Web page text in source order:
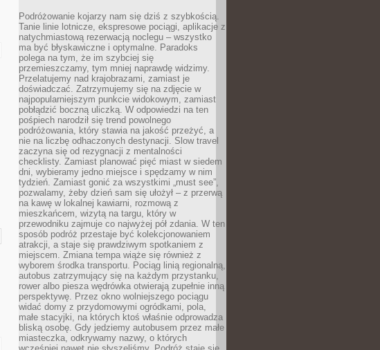
Podróżowanie kojarzy nam się dziś z szybkością.
Tanie linie lotnicze, ekspresowe pociągi, aplikacje z
natychmiastową rezerwacją noclegu – wszystko
ma być błyskawiczne i optymalne. Paradoks
polega na tym, że im szybciej się
przemieszczamy, tym mniej naprawdę widzimy.
Przelatujemy nad krajobrazami, zamiast je
doświadczać. Zatrzymujemy się na zdjęcie w
najpopularniejszym punkcie widokowym, zamiast
pobłądzić boczną uliczką. W odpowiedzi na ten
pośpiech narodził się trend powolnego
podróżowania, który stawia na jakość przeżyć, a
nie na liczbę odhaczonych destynacji. Slow travel
zaczyna się od rezygnacji z mentalności
checklisty. Zamiast planować pięć miast w siedem
dni, wybieramy jedno miejsce i spędzamy w nim
tydzień. Zamiast gonić za wszystkimi „must see”,
pozwalamy, żeby dzień sam się ułożył – z przerwą
na kawę w lokalnej kawiarni, rozmową z
mieszkańcem, wizytą na targu, który w
przewodniku zajmuje co najwyżej pół zdania. W ten
sposób podróż przestaje być kolekcjonowaniem
atrakcji, a staje się prawdziwym spotkaniem z
miejscem. Zmiana tempa wiąże się również z
wyborem środka transportu. Pociąg linią regionalną,
autobus zatrzymujący się na każdym przystanku,
rower albo piesza wędrówka otwierają zupełnie inną
perspektywę. Przez okno wolniejszego pociągu
widać domy z przydomowymi ogródkami, pola,
małe stacyjki, na których ktoś właśnie odprowadza
bliską osobę. Gdy jedziemy autobusem przez małe
miasteczka, odkrywamy nazwy, o których